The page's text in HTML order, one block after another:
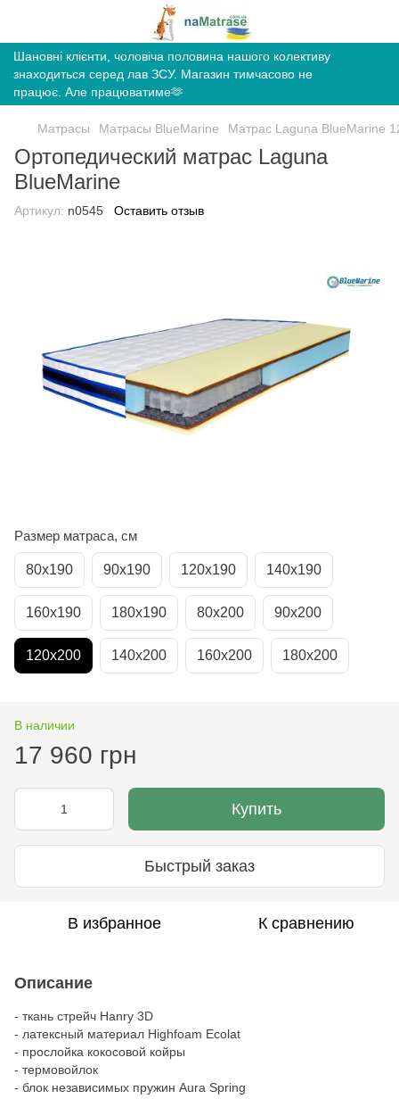
Шановні клієнти, чоловіча половина нашого колективу
знаходиться серед лав ЗСУ. Магазин тимчасово не
працює. Але працюватиме🫶
Матрасы Матрасы BlueMarine Матрас Laguna BlueMarine
Ортопедический матрас Laguna
BlueMarine
Артикул: n0545 Оставить отзыв
Размер матраса, см
80х190 90х190 120х190 140х190
160х190 180х190 80х200 90х200
120х200 140х200 160х200 180х200
В наличии
17 960 грн
Купить
Быстрый заказ
В избранное К сравнению
Описание
- ткань стрейч Hanry 3D
- латексный материал Highfoam Ecolat
- прослойка кокосовой койры
- термовойлок
- блок независимых пружин Aura Spring